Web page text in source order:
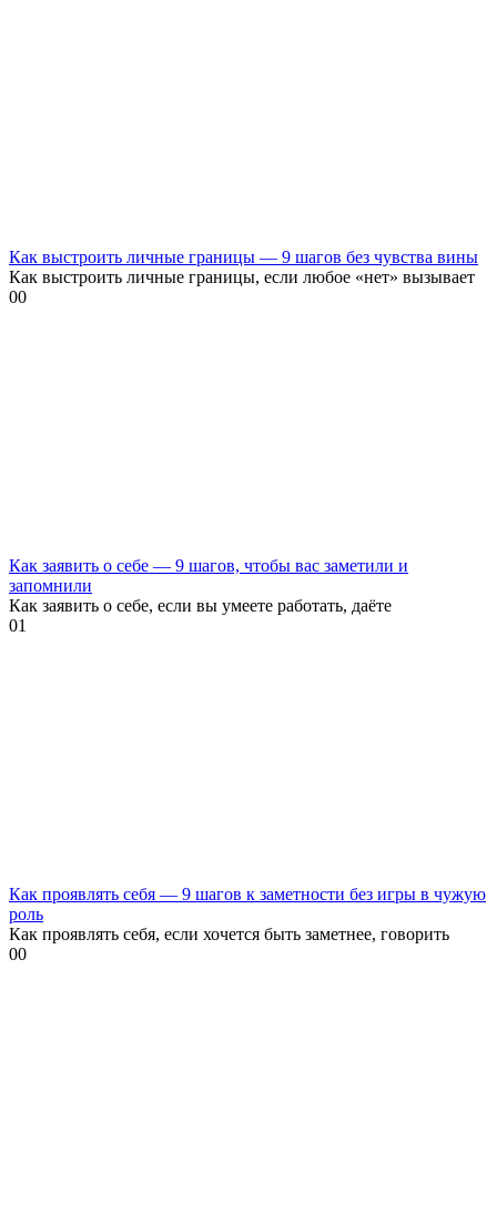
Как выстроить личные границы — 9 шагов без чувства вины
Как выстроить личные границы, если любое «нет» вызывает
00
Как заявить о себе — 9 шагов, чтобы вас заметили и
запомнили
Как заявить о себе, если вы умеете работать, даёте
01
Как проявлять себя — 9 шагов к заметности без игры в чужую
роль
Как проявлять себя, если хочется быть заметнее, говорить
00